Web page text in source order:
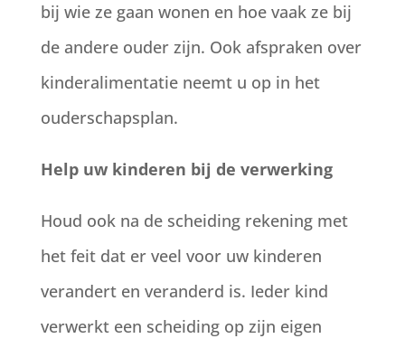
bij wie ze gaan wonen en hoe vaak ze bij
de andere ouder zijn. Ook afspraken over
kinderalimentatie neemt u op in het
ouderschapsplan.
Help uw kinderen bij de verwerking
Houd ook na de scheiding rekening met
het feit dat er veel voor uw kinderen
verandert en veranderd is. Ieder kind
verwerkt een scheiding op zijn eigen